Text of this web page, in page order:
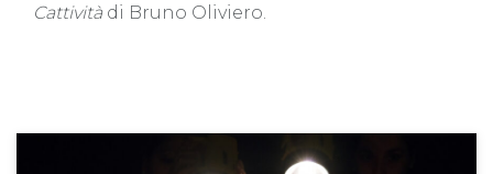
Cattivitàdi Bruno Oliviero.